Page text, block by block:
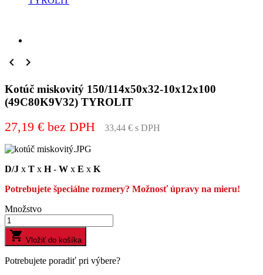
 
Kotúč miskovitý 150/114x50x32-10x12x100
(49C80K9V32) TYROLIT
27,19 € bez DPH 33,44 € s DPH
D/J x T x H- W x E x K
Potrebujete špeciálne rozmery? Možnosť úpravy na mieru!
Množstvo
 Vložiť do košíka
Potrebujete poradiť pri výbere?